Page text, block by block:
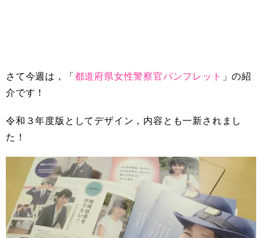
さて今週は，「都道府県女性警察官パンフレット 」の紹
介です！
令和３年度版としてデザイン，内容とも一新されまし
た！